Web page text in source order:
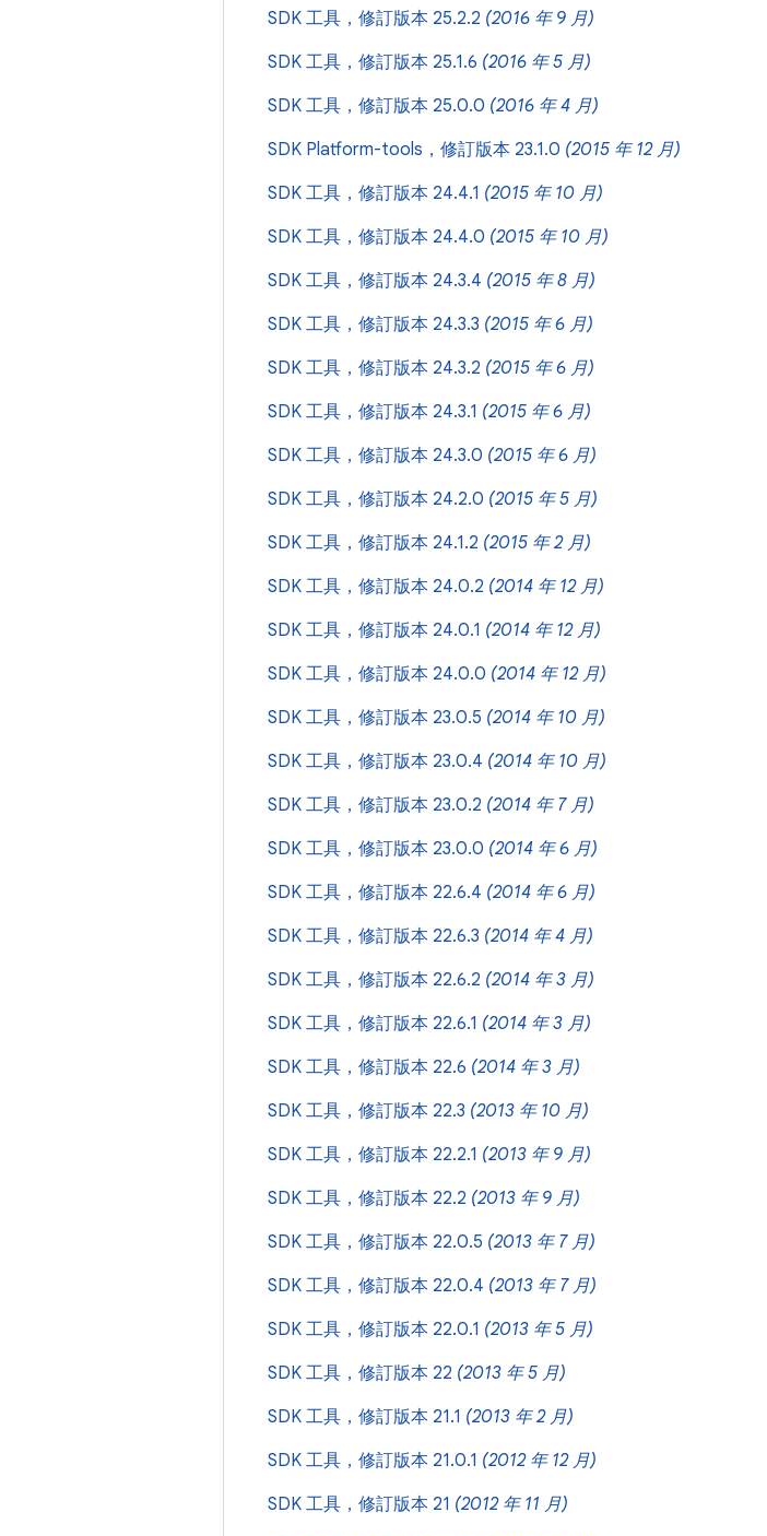
SDK 工具，修訂版本 25.2.2 (2016 年 9 月)
SDK 工具，修訂版本 25.1.6 (2016 年 5 月)
SDK 工具，修訂版本 25.0.0 (2016 年 4 月)
SDK Platform-tools，修訂版本 23.1.0 (2015 年 12 月)
SDK 工具，修訂版本 24.4.1 (2015 年 10 月)
SDK 工具，修訂版本 24.4.0 (2015 年 10 月)
SDK 工具，修訂版本 24.3.4 (2015 年 8 月)
SDK 工具，修訂版本 24.3.3 (2015 年 6 月)
SDK 工具，修訂版本 24.3.2 (2015 年 6 月)
SDK 工具，修訂版本 24.3.1 (2015 年 6 月)
SDK 工具，修訂版本 24.3.0 (2015 年 6 月)
SDK 工具，修訂版本 24.2.0 (2015 年 5 月)
SDK 工具，修訂版本 24.1.2 (2015 年 2 月)
SDK 工具，修訂版本 24.0.2 (2014 年 12 月)
SDK 工具，修訂版本 24.0.1 (2014 年 12 月)
SDK 工具，修訂版本 24.0.0 (2014 年 12 月)
SDK 工具，修訂版本 23.0.5 (2014 年 10 月)
SDK 工具，修訂版本 23.0.4 (2014 年 10 月)
SDK 工具，修訂版本 23.0.2 (2014 年 7 月)
SDK 工具，修訂版本 23.0.0 (2014 年 6 月)
SDK 工具，修訂版本 22.6.4 (2014 年 6 月)
SDK 工具，修訂版本 22.6.3 (2014 年 4 月)
SDK 工具，修訂版本 22.6.2 (2014 年 3 月)
SDK 工具，修訂版本 22.6.1 (2014 年 3 月)
SDK 工具，修訂版本 22.6 (2014 年 3 月)
SDK 工具，修訂版本 22.3 (2013 年 10 月)
SDK 工具，修訂版本 22.2.1 (2013 年 9 月)
SDK 工具，修訂版本 22.2 (2013 年 9 月)
SDK 工具，修訂版本 22.0.5 (2013 年 7 月)
SDK 工具，修訂版本 22.0.4 (2013 年 7 月)
SDK 工具，修訂版本 22.0.1 (2013 年 5 月)
SDK 工具，修訂版本 22 (2013 年 5 月)
SDK 工具，修訂版本 21.1 (2013 年 2 月)
SDK 工具，修訂版本 21.0.1 (2012 年 12 月)
SDK 工具，修訂版本 21 (2012 年 11 月)